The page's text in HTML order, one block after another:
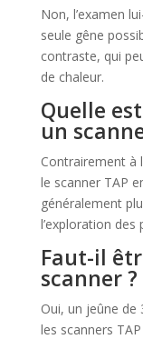
Non, l’examen
seule gêne
contraste, qui
de chaleur.
Quelle
un
Contrairement à
le scanner TAP
généralement
l’exploration
Faut-il
scanner ?
Oui, un jeûne
les scanners